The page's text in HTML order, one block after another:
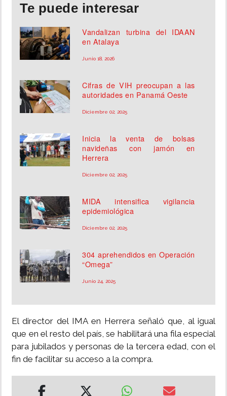
Te puede interesar
Vandalizan turbina del IDAAN
en Atalaya
Junio 18, 2026
Cifras de VIH preocupan a las
autoridades en Panamá Oeste
Diciembre 02, 2025
Inicia la venta de bolsas
navideñas con jamón en
Herrera
Diciembre 02, 2025
MIDA intensifica vigilancia
epidemiológica
Diciembre 02, 2025
304 aprehendidos en Operación
“Omega”
Junio 24, 2025
El director del IMA en Herrera señaló que, al igual
que en el resto del país, se habilitará una fila especial
para jubilados y personas de la tercera edad, con el
fin de facilitar su acceso a la compra.